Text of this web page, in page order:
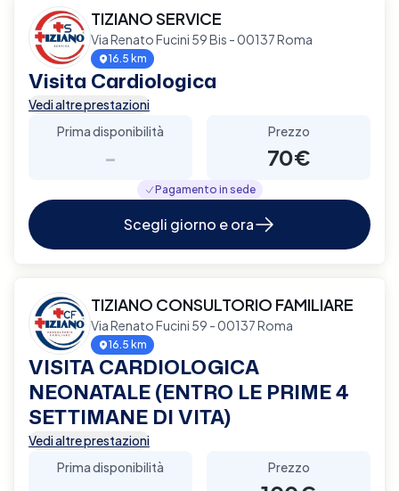
TIZIANO SERVICE
Via Renato Fucini 59 Bis - 00137 Roma
16.5 km
Visita Cardiologica
Vedi altre prestazioni
Prima disponibilità
-
Prezzo
70€
Pagamento in sede
Scegli giorno e ora
TIZIANO CONSULTORIO FAMILIARE
Via Renato Fucini 59 - 00137 Roma
16.5 km
VISITA CARDIOLOGICA
NEONATALE (ENTRO LE PRIME 4
SETTIMANE DI VITA)
Vedi altre prestazioni
Prima disponibilità
Prezzo